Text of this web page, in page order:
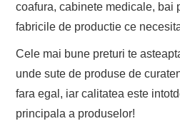
coafura, cabinete medicale, bai
fabricile de productie ce
Cele mai bune preturi te
unde sute de produse de
fara egal, iar calitatea este
principala a produselor!